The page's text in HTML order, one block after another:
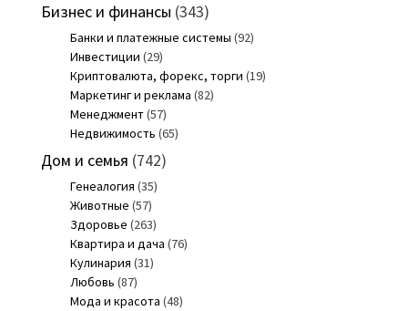
Бизнес и финансы (343)
Банки и платежные системы (92)
Инвестиции (29)
Криптовалюта, форекс, торги (19)
Маркетинг и реклама (82)
Менеджмент(57)
Недвижимость (65)
Дом и семья (742)
Генеалогия (35)
Животные (57)
Здоровье (263)
Квартира и дача (76)
Кулинария (31)
Любовь (87)
Мода и красота (48)